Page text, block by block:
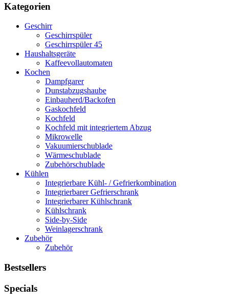
Kategorien
Geschirr
Geschirrspüler
Geschirrspüler 45
Haushaltsgeräte
Kaffeevollautomaten
Kochen
Dampfgarer
Dunstabzugshaube
Einbauherd/Backofen
Gaskochfeld
Kochfeld
Kochfeld mit integriertem Abzug
Mikrowelle
Vakuumierschublade
Wärmeschublade
Zubehörschublade
Kühlen
Integrierbare Kühl- / Gefrierkombination
Integrierbarer Gefrierschrank
Integrierbarer Kühlschrank
Kühlschrank
Side-by-Side
Weinlagerschrank
Zubehör
Zubehör
Bestsellers
Specials